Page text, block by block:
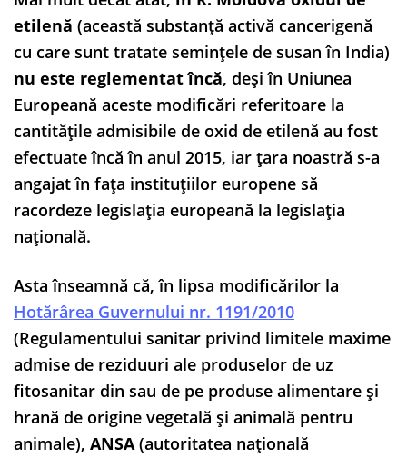
etilenă (această substanță activă cancerigenă
cu care sunt tratate semințele de susan în India)
nu este reglementat încă, deși în Uniunea
Europeană aceste modificări referitoare la
cantitățile admisibile de oxid de etilenă au fost
efectuate încă în anul 2015, iar țara noastră s-a
angajat în fața instituțiilor europene să
racordeze legislația europeană la legislația
națională.
Asta înseamnă că, în lipsa modificărilor la
Hotărârea Guvernului nr. 1191/2010
(Regulamentului sanitar privind limitele maxime
admise de reziduuri ale produselor de uz
fitosanitar din sau de pe produse alimentare și
hrană de origine vegetală și animală pentru
animale), ANSA(autoritatea națională